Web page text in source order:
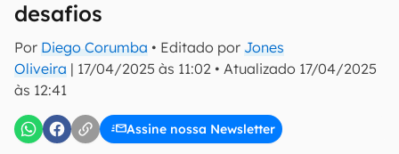
desafios
Por Diego Corumba • Editado por Jones
Oliveira | 17/04/2025 às 11:02 • Atualizado 17/04/2025
às 12:41
Assine nossa Newsletter
inscreva-se
Uso e Política de Privacidade do Canaltech.